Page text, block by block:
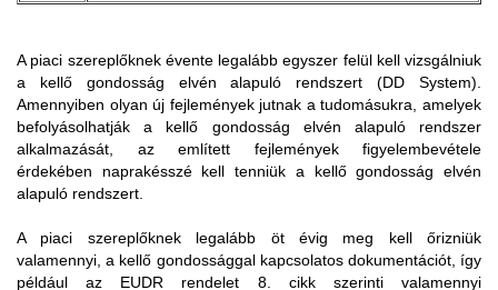
A piaci szereplőknek évente legalább egyszer felül kell vizsgálniuk
a kellő gondosság elvén alapuló rendszert (DD System).
Amennyiben olyan új fejlemények jutnak a tudomásukra, amelyek
befolyásolhatják a kellő gondosság elvén alapuló rendszer
alkalmazását, az említett fejlemények figyelembevétele
érdekében naprakésszé kell tenniük a kellő gondosság elvén
alapuló rendszert.
A piaci szereplőknek legalább öt évig meg kell őrizniük
valamennyi, a kellő gondossággal kapcsolatos dokumentációt, így
például az EUDR rendelet 8. cikk szerinti valamennyi
A releváns termék szabad forgalomba bocsátására vagy
kivitelére vonatkozó vám-árunyilatkozatot benyújtó személynek
a vámhatóságok rendelkezésére kell bocsátania az EUDR
információs rendszer által az adott releváns termékhez a kellő
gondosságra vonatkozó nyilatkozat alapján rendelt hivatkozási
számot.
A szabad forgalomba helyezésre és a kivitelre irányuló
vámeljárást tehát csak akkor kezdeményezhet a piaci
szereplő, ha előzetesen elvégezte a szállítmányra vonatkozó
kellő gondosság szerinti eljárás alapján az adatgyűjtést,
A piaci szereplőknek gyűjteniük és rendszerezniük, valamint a
releváns áruk és termékek forgalomba hozatalának vagy
kivitelének időpontjától számított öt évig meg kell őrizniük az
EUDR 9. cikk alapján összegyűjtött információkat a kapcsolódó
bizonyítékokkal együtt.
Az EUDR 10. cikk (4) bekezdésének és az EUDR 11. cikk (3)
kell tudniuk mutatni, hogy a kellő gondossági eljárást
miképpen folytatták le, illetve azokat a kockázatcsökkentő
intézkedéseket, amelyeket esetleges kockázat azonosításakor